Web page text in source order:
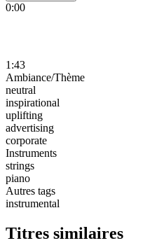
0:00
1:43
Ambiance/Thème
neutral
inspirational
uplifting
advertising
corporate
Instruments
strings
piano
Autres tags
instrumental
Titres similaires